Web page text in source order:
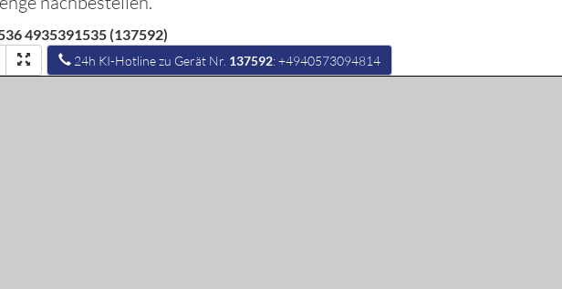
4935391535 (137592)
24h KI-Hotline zu Gerät Nr. 137592: +4940573094814